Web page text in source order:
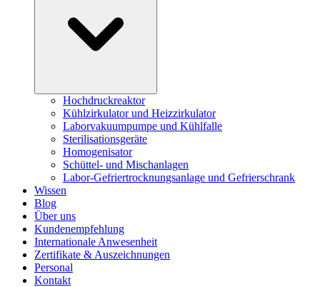
Hochdruckreaktor
Kühlzirkulator und Heizzirkulator
Laborvakuumpumpe und Kühlfalle
Sterilisationsgeräte
Homogenisator
Schüttel- und Mischanlagen
Labor-Gefriertrocknungsanlage und Gefrierschrank
Wissen
Blog
Über uns
Kundenempfehlung
Internationale Anwesenheit
Zertifikate & Auszeichnungen
Personal
Kontakt